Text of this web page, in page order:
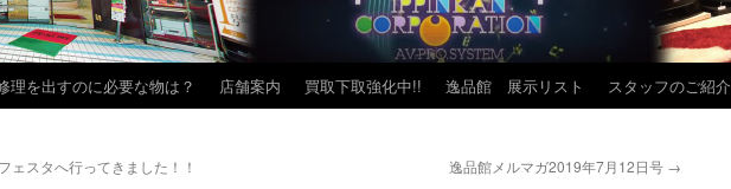
理を出すのに必要な物は？ 店舗案内 買取下取強化中!! 逸品館 展示リスト スタッフのご紹介
ェスタへ行ってきました！！ 逸品館メルマガ2019年7月12日号 →